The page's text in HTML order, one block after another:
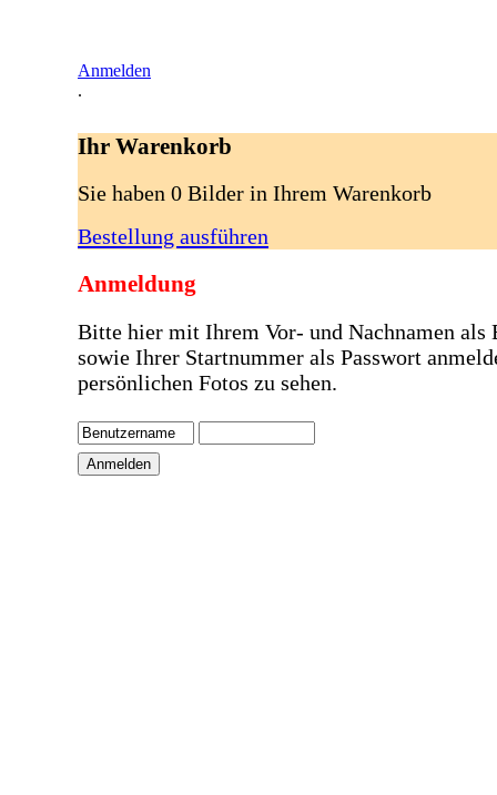
Anmelden
.
Ihr Warenkorb
Sie haben 0 Bilder in Ihrem Warenkorb
Bestellung ausführen
Anmeldung
Bitte hier mit Ihrem Vor- und Nachnamen als
sowie Ihrer Startnummer als Passwort
persönlichen Fotos zu sehen.